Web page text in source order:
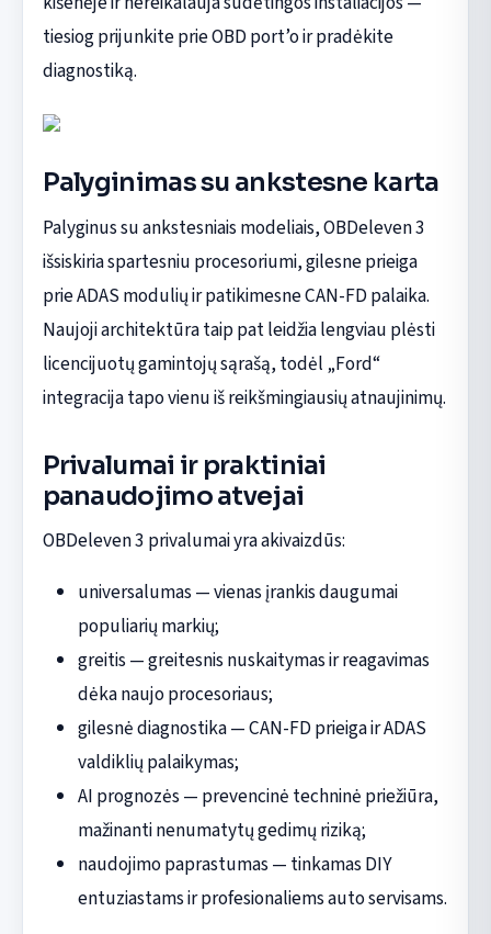
tiesiog prijunkite prie OBD port’o ir pradėkite
diagnostiką.
Palyginimas su ankstesne karta
Palyginus su ankstesniais modeliais, OBDeleven 3
išsiskiria spartesniu procesoriumi, gilesne prieiga
prie ADAS modulių ir patikimesne CAN-FD palaika.
Naujoji architektūra taip pat leidžia lengviau plėsti
licencijuotų gamintojų sąrašą, todėl „Ford“
integracija tapo vienu iš reikšmingiausių atnaujinimų.
Privalumai ir praktiniai
panaudojimo atvejai
OBDeleven 3 privalumai yra akivaizdūs:
universalumas — vienas įrankis daugumai
populiarių markių;
greitis — greitesnis nuskaitymas ir reagavimas
dėka naujo procesoriaus;
gilesnė diagnostika — CAN-FD prieiga ir ADAS
valdiklių palaikymas;
AI prognozės — prevencinė techninė priežiūra,
mažinanti nenumatytų gedimų riziką;
naudojimo paprastumas — tinkamas DIY
entuziastams ir profesionaliems auto servisams.